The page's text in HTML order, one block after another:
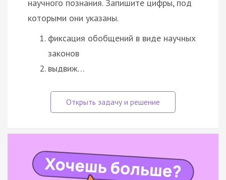
научного познания. Запишите цифры, под
которыми они указаны.
фиксация обобщений в виде научных
законов
выдвиж…